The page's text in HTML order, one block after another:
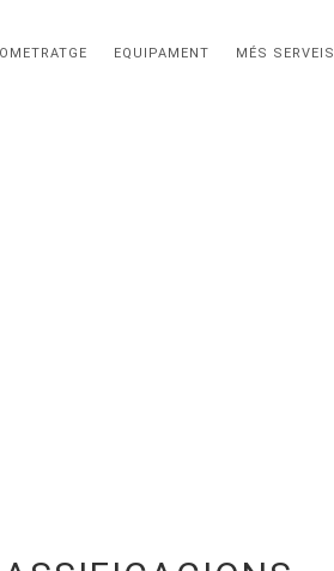
EQUIPAMENT MÉS SERVEIS